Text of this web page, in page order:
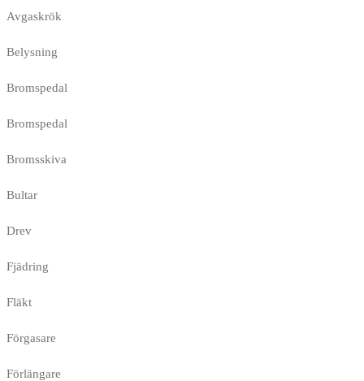
Avgaskrök
Belysning
Bromspedal
Bromspedal
Bromsskiva
Bultar
Drev
Fjädring
Fläkt
Förgasare
Förlängare